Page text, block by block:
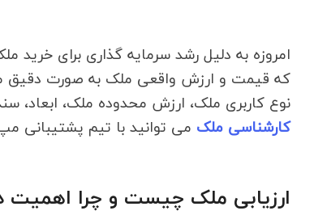
امروزه به دلیل رشد سرمایه ‌گذاری برای خرید
که قیمت و ارزش واقعی ملک به صورت دقیق
نوع کاربری ملک، ارزش محدوده ملک، ابعاد،
کارشناسی ملک می توانید با تیم پشتیبانی
ارزیابی ملک چیست و چرا اهمیت